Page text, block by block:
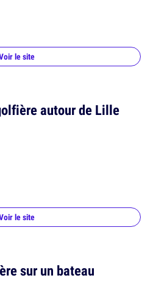
le site
autour de Lille
le site
sur un bateau